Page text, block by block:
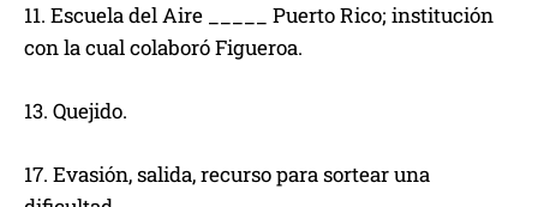
11. Escuela del Aire _____ Puerto Rico; institución
con la cual colaboró Figueroa.
13. Quejido.
17. Evasión, salida, recurso para sortear una